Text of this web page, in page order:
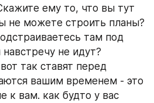
ему то, что вы тут
не можете строить планы?
там под
не идут?
так ставят перед
вашим временем - это
к вам. как будто у вас